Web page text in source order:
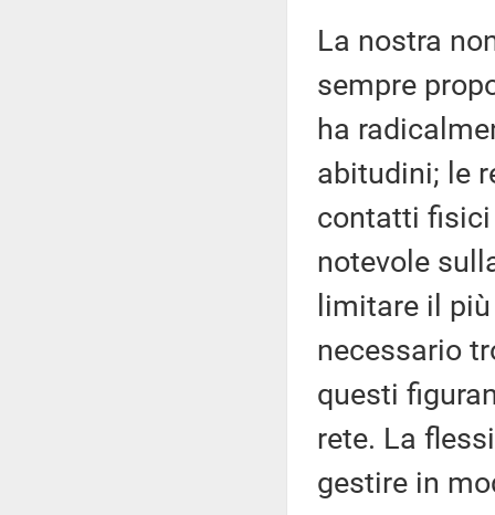
La nostra
sempre
ha
abitudini; le
contatti fisici
notevole
limitare il
necessario
questi
rete. La
gestire in